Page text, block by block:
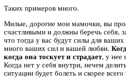
Таких примеров много.
Милые, дорогие мои мамочки, вы
счастливыми и должны беречь себя,
что тогда у вас будут силы для
много ваших сил и вашей любви.
когда она тоскует и страдает, у нее
Когда нет у себя внутри, нечем
ситуации будет болеть и скорее всего